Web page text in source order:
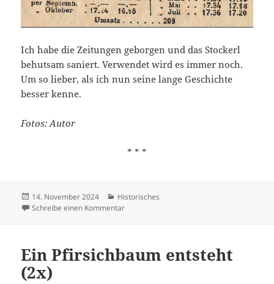
Ich habe die Zeitungen geborgen und das Stockerl
behutsam saniert. Verwendet wird es immer noch.
Um so lieber, als ich nun seine lange Geschichte
besser kenne.
Fotos: Autor
* * *
Veröffentlicht
am
14. November 2024 Kategorien
Historisches
Schreibe einen Kommentarzu Zeitung in der Zeitkapsel
Ein Pfirsichbaum entsteht
(2x)